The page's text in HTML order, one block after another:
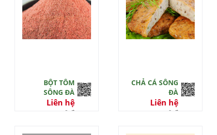
BỘT TÔM
SÔNG ĐÀ
Liên hệ
0 đ
CHẢ CÁ SÔNG
ĐÀ
Liên hệ
0 đ